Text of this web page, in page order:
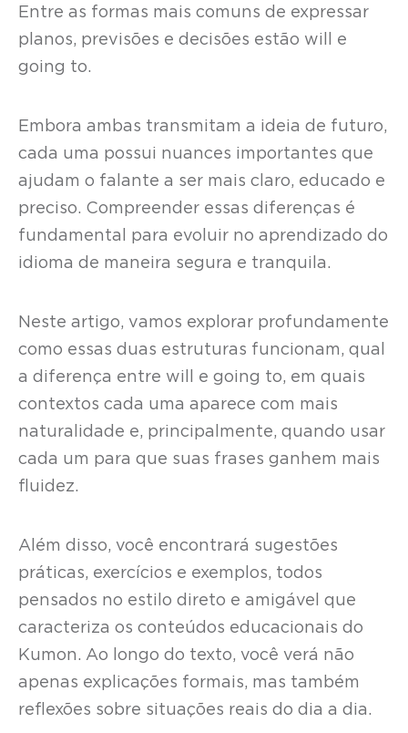
Entre as formas mais comuns de expressar
planos, previsões e decisões estão will e
going to.
Embora ambas transmitam a ideia de futuro,
cada uma possui nuances importantes que
ajudam o falante a ser mais claro, educado e
preciso. Compreender essas diferenças é
fundamental para evoluir no aprendizado do
idioma de maneira segura e tranquila.
Neste artigo, vamos explorar profundamente
como essas duas estruturas funcionam, qual
a diferença entre will e going to, em quais
contextos cada uma aparece com mais
naturalidade e, principalmente, quando usar
cada um para que suas frases ganhem mais
fluidez.
Além disso, você encontrará sugestões
práticas, exercícios e exemplos, todos
pensados no estilo direto e amigável que
caracteriza os conteúdos educacionais do
Kumon. Ao longo do texto, você verá não
apenas explicações formais, mas também
reflexões sobre situações reais do dia a dia.